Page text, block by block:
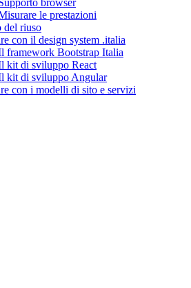
browser
le prestazioni
del riuso
con il design system .italia
framework Bootstrap Italia
kit di sviluppo React
kit di sviluppo Angular
con i modelli di sito e servizi